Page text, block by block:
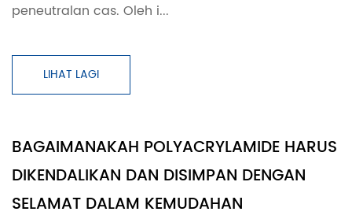
peneutralan cas. Oleh i...
LIHAT LAGI
BAGAIMANAKAH POLYACRYLAMIDE HARUS
DIKENDALIKAN DAN DISIMPAN DENGAN
SELAMAT DALAM KEMUDAHAN